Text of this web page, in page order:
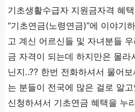
기초생활수급자 지원금자격 혜
“기초연금(노령연금)”에 이야기
고 계신 어르신들 및 자녀분들
금 자격이 되는데 하지만은 몰라
닌지..?? 한번 전화하셔서 물어
는 분들이 전국에 많은 걸로 알
신청하셔서 기초연금 혜택을 누